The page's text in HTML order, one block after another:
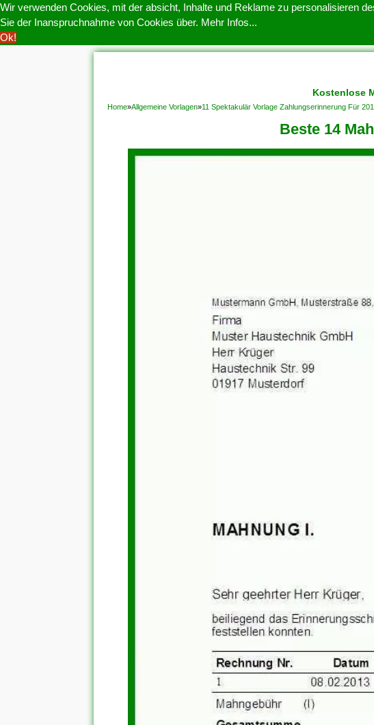
Wir verwenden Cookies, mit der absicht, Inhalte und Reklame zu personalisieren
Sie der Inanspruchnahme von Cookies über. Mehr Infos...
Ok!
Kostenlose
Home»Allgemeine Vorlagen»11 Spektakulär Vorlage Zahlungserinnerung Für
Beste 14